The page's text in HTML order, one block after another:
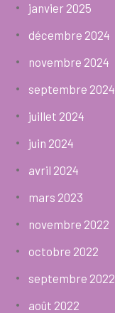
janvier 2025
décembre 2024
novembre 2024
septembre 2024
juillet 2024
juin 2024
avril 2024
mars 2023
novembre 2022
octobre 2022
septembre 2022
août 2022